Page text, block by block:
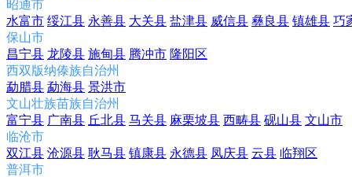
昭通市
水富市 绥江县 永善县 大关县 盐津县 威信县 彝良县 镇雄县 巧
保山市
昌宁县 龙陵县 施甸县 腾冲市 隆阳区
西双版纳傣族自治州
勐腊县 勐海县 景洪市
文山壮族苗族自治州
富宁县 广南县 丘北县 马关县 麻栗坡县 西畴县 砚山县 文山市
临沧市
双江县 沧源县 耿马县 镇康县 永德县 凤庆县 云县 临翔区
普洱市